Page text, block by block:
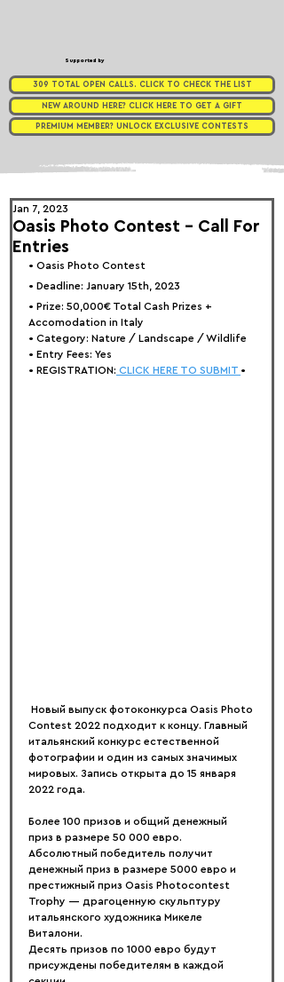
Supported by
309 TOTAL OPEN CALLS. CLICK TO CHECK THE LIST
NEW AROUND HERE? CLICK HERE TO GET A GIFT
PREMIUM MEMBER? UNLOCK EXCLUSIVE CONTESTS
Oasis Photo Contest - Call For
Entries
Jan 7, 2023
• Oasis Photo Contest
• Deadline: January 15th, 2023⁠
• Prize: 50,000€ Total Cash Prizes +
Accomodation in Italy
• Category: Nature / Landscape / Wildlife
• Entry Fees: Yes
• REGISTRATION: CLICK HERE TO SUBMIT •
Contest 2022 подходит к концу. Главный
итальянский конкурс естественной
фотографии и один из самых значимых
мировых. Запись открыта до 15 января
2022 года.
Более 100 призов и общий денежный
приз в размере 50 000 евро.
Абсолютный победитель получит
денежный приз в размере 5000 евро и
престижный приз Oasis Photocontest
Trophy — драгоценную скульптуру
итальянского художника Микеле
Виталони.
Десять призов по 1000 евро будут
присуждены победителям в каждой